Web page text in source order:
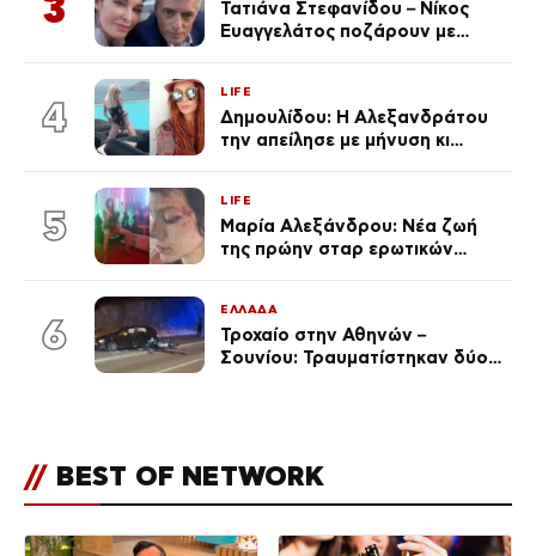
Τατιάνα Στεφανίδου – Νίκος
Ευαγγελάτος ποζάρουν με
4
LIFE
Δημουλίδου: Η Αλεξανδράτου
την απείλησε με μήνυση κι
ποια είσαι σοκαρίστικα»
5
LIFE
Μαρία Αλεξάνδρου: Νέα ζωή
της πρώην σταρ ερωτικών
(Φωτογραφίες)
6
ΕΛΛΑΔΑ
Τροχαίο στην Αθηνών –
Σουνίου: Τραυματίστηκαν δύο
// BEST OF NETWORK